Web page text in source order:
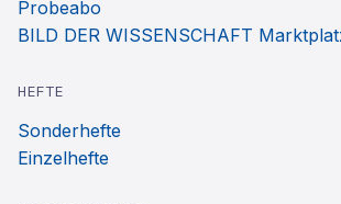
Probeabo
BILD DER WISSENSCHAFT
HEFTE
Sonderhefte
Einzelhefte